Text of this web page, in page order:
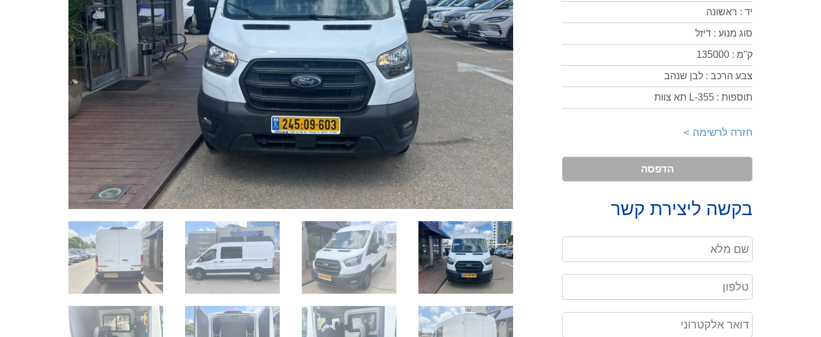
יד : ראשונה
סוג מנוע : דיזל
ק''מ : 135000
צבע הרכב : לבן שנהב
תוספות : 355-L תא צוות
חזרה לרשימה >
הדפסה
בקשה ליצירת קשר